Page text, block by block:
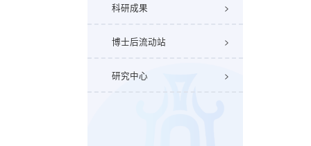
科研成果
博士后流动站
研究中心